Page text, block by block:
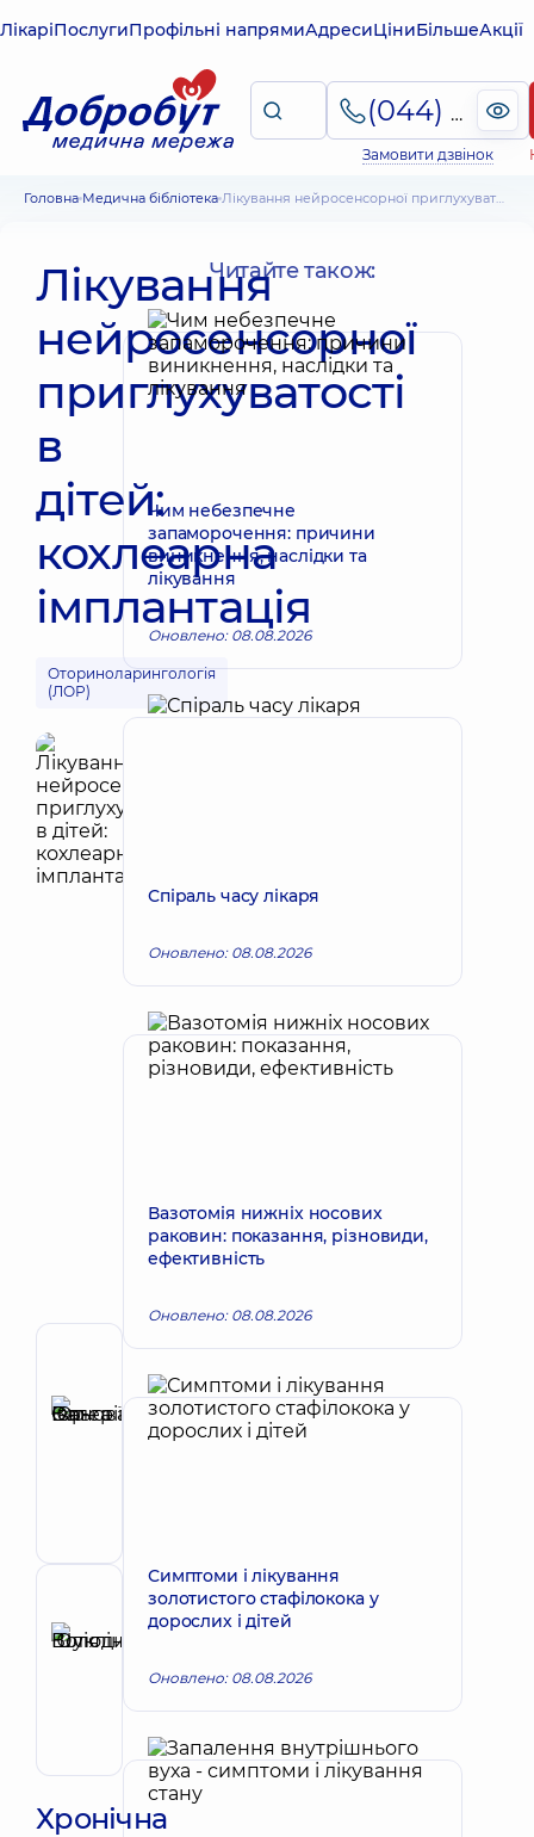
ЛікаріПослугиПрофільні напрямиАдресиЦіниБільшеАкції
(044) 495-2-888
Замовити дзвінок
Головна Медична бібліотека Лікування нейросенсорної приглухуватості в дітей: кохлеарна імплантація
Лікування
нейросенсорної
приглухуватості
в
дітей:
кохлеарна
імплантація
Оториноларингологія
(ЛОР)
Іванова-
Юр
Ольга
дитячий
Запис до лікаря
Рецензент
Шукліна
Володимирівна
Отоларинголог;
Отоларинголог
дитячий
Запис до лікаря
Хронічна
Читайте також:
Чим небезпечне
запаморочення: причини
виникнення, наслідки та
лікування
Оновлено: 08.08.2026
Спіраль часу лікаря
Оновлено: 08.08.2026
Вазотомія нижніх носових
раковин: показання, різновиди,
ефективність
Оновлено: 08.08.2026
Симптоми і лікування
золотистого стафілокока у
дорослих і дітей
Оновлено: 08.08.2026